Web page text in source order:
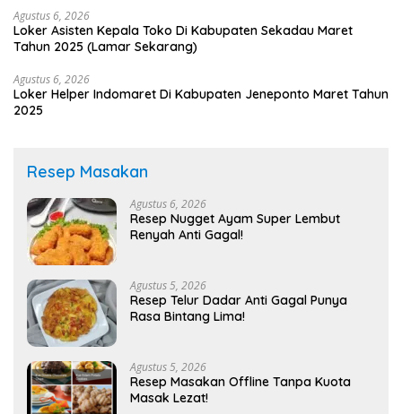
Agustus 6, 2026
Loker Asisten Kepala Toko Di Kabupaten Sekadau Maret
Tahun 2025 (Lamar Sekarang)
Agustus 6, 2026
Loker Helper Indomaret Di Kabupaten Jeneponto Maret Tahun
2025
Resep Masakan
Agustus 6, 2026
Resep Nugget Ayam Super Lembut
Renyah Anti Gagal!
Agustus 5, 2026
Resep Telur Dadar Anti Gagal Punya
Rasa Bintang Lima!
Agustus 5, 2026
Resep Masakan Offline Tanpa Kuota
Masak Lezat!